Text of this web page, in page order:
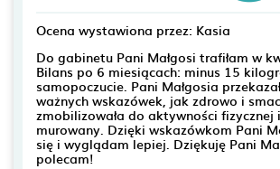
Ocena wystawiona przez: Kasia
Do gabinetu Pani Małgosi trafiłam w
Bilans po 6 miesiącach: minus 15
samopoczucie. Pani Małgosia
ważnych wskazówek, jak zdrowo i
zmobilizowała do aktywności fizycznej
murowany. Dzięki wskazówkom Pani
się i wyglądam lepiej. Dziękuję Pani
polecam!